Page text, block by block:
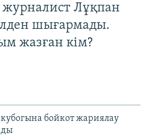
Лұқпан
шығармады.
жазған кім?
бойкот жариялау